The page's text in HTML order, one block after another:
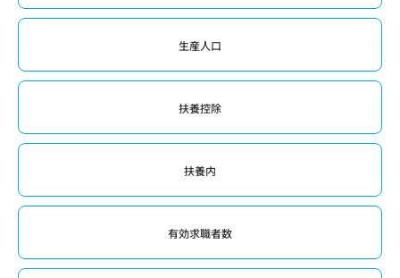
生産人口
扶養控除
扶養内
有効求職者数